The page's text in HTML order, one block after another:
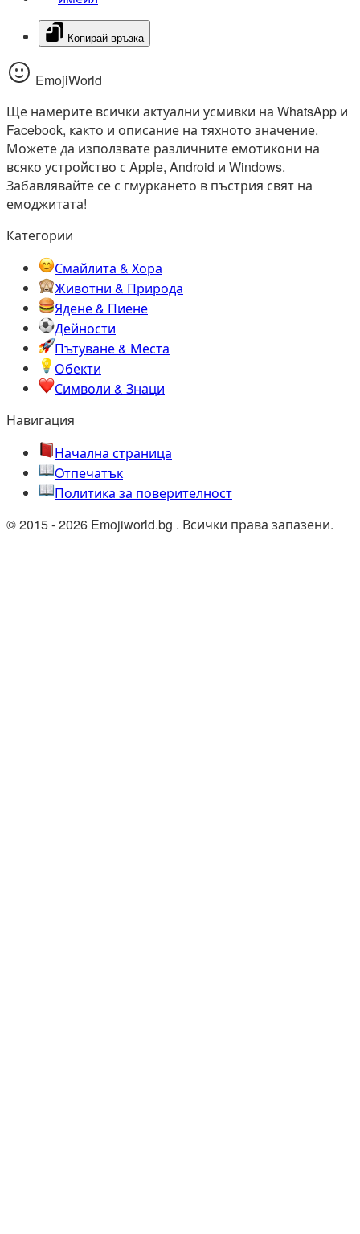
Копирай връзка
EmojiWorld
Ще намерите всички актуални усмивки на WhatsApp и
Facebook, както и описание на тяхното значение.
Можете да използвате различните емотикони на
всяко устройство с Apple, Android и Windows.
Забавлявайте се с гмуркането в пъстрия свят на
емоджитата!
Категории
Смайлита & Хора
Животни & Природа
Ядене & Пиене
Дейности
Пътуване & Места
Обекти
Символи & Знаци
Навигация
Начална страница
Oтпечатък
Политика за поверителност
© 2015 - 2026 Emojiworld.bg . Всички права запазени.